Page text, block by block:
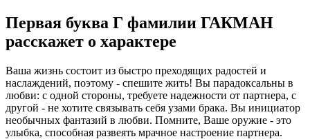
Первая буква Г фамилии ГАКМАН
расскажет о характере
Ваша жизнь состоит из быстро преходящих радостей и
наслаждений, поэтому - спешите жить! Вы парадоксальны в
любви: с одной стороны, требуете надежности от партнера, с
другой - не хотите связывать себя узами брака. Вы инициатор
необычных фантазий в любви. Помните, Ваше оружие - это
улыбка, способная развеять мрачное настроение партнера.